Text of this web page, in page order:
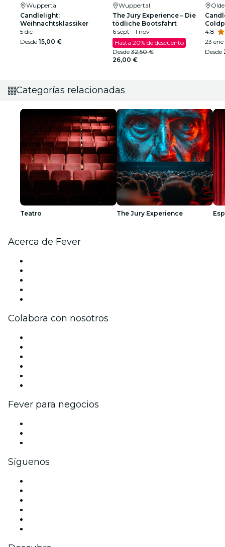
Wuppertal
Candlelight:
Weihnachtsklassiker
5 dic
Desde 15,00 €
Wuppertal
The Jury Experience – Die
tödliche Bootsfahrt
6 sept - 1 nov
Hasta 20% de descuento
Desde 32,50 €
26,00 €
4.8
23
Desde
Categorías relacionadas
Teatro The Jury Experience
Acerca de Fever
Colabora con nosotros
Fever para negocios
Síguenos